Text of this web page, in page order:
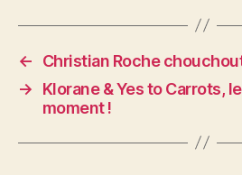
←
Christian Roche
→
Klorane & Yes to Carrots,
moment !